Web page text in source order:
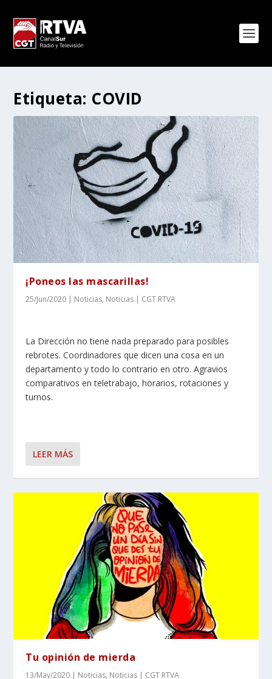
Etiqueta: COVID
¡Poneos las mascarillas!
25/Jun/2020 | Noticias, Noticias | CGT RTVA
La Dirección no tiene nada preparado para posibles
rebrotes. Coordinadores que dicen una cosa en un
departamento y todo lo contrario en otro. Agravios
comparativos en teletrabajo, horarios, rotaciones y
turnos.
LEER MÁS
Tu opinión de mierda
13/May/2020 | Noticias, Noticias | CGT RTVA